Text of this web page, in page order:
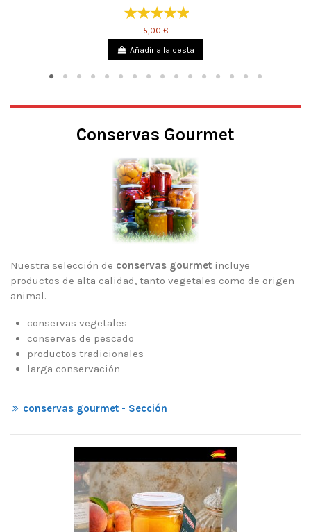
5,00 €
Añadir a la cesta
Conservas Gourmet
Nuestra selección de conservas gourmet incluye
productos de alta calidad, tanto vegetales como de origen
animal.
conservas vegetales
conservas de pescado
productos tradicionales
larga conservación
conservas gourmet - Sección